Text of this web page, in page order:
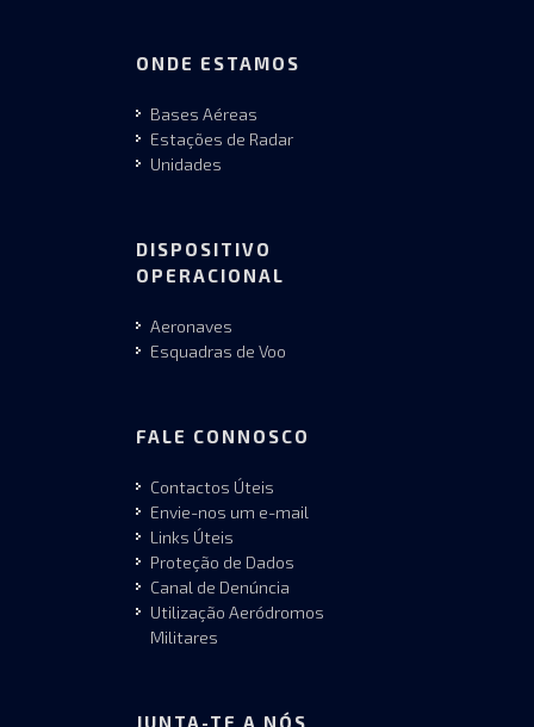
ONDE ESTAMOS
Bases Aéreas
Estações de Radar
Unidades
DISPOSITIVO
OPERACIONAL
Aeronaves
Esquadras de Voo
FALE CONNOSCO
Contactos Úteis
Envie-nos um e-mail
Links Úteis
Proteção de Dados
Canal de Denúncia
Utilização Aeródromos
Militares
JUNTA-TE A NÓS